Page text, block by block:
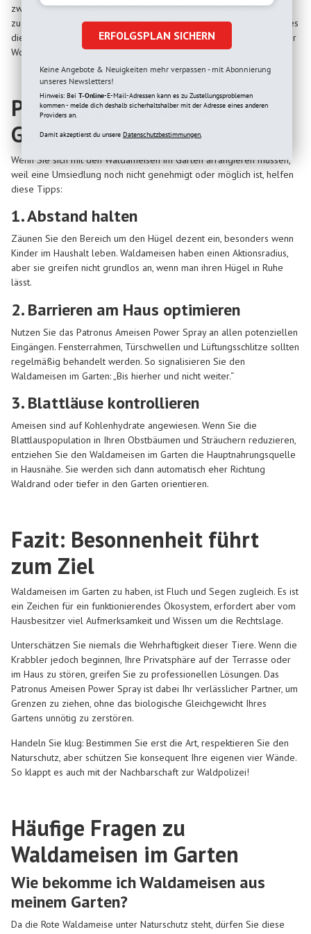
zwischen der „Wildnis“ im Garten und Ihrer „Wohlfühlzone“ im Haus
zu wahren. Während das Nest der Waldameisen im Garten (sofern es
die geschützte Art ist) unangetastet bleibt, stellen Sie sicher, dass Ihr
Wohnzimmer ameisenfreie Zone bleibt.
Praxistipps für betroffene
Gartenbesitzer
Wenn Sie sich mit den Waldameisen im Garten arrangieren müssen,
weil eine Umsiedlung noch nicht genehmigt oder möglich ist, helfen
diese Tipps:
1. Abstand halten
Zäunen Sie den Bereich um den Hügel dezent ein, besonders wenn
Kinder im Haushalt leben. Waldameisen haben einen Aktionsradius,
aber sie greifen nicht grundlos an, wenn man ihren Hügel in Ruhe
lässt.
2. Barrieren am Haus optimieren
Nutzen Sie das Patronus Ameisen Power Spray an allen potenziellen
Eingängen. Fensterrahmen, Türschwellen und Lüftungsschlitze sollten
regelmäßig behandelt werden. So signalisieren Sie den
Waldameisen im Garten: „Bis hierher und nicht weiter.“
3. Blattläuse kontrollieren
Ameisen sind auf Kohlenhydrate angewiesen. Wenn Sie die
Blattlauspopulation in Ihren Obstbäumen und Sträuchern reduzieren,
entziehen Sie den Waldameisen im Garten die Hauptnahrungsquelle
in Hausnähe. Sie werden sich dann automatisch eher Richtung
Waldrand oder tiefer in den Garten orientieren.
Fazit: Besonnenheit führt
zum Ziel
Waldameisen im Garten zu haben, ist Fluch und Segen zugleich. Es ist
ein Zeichen für ein funktionierendes Ökosystem, erfordert aber vom
Hausbesitzer viel Aufmerksamkeit und Wissen um die Rechtslage.
Unterschätzen Sie niemals die Wehrhaftigkeit dieser Tiere. Wenn die
Krabbler jedoch beginnen, Ihre Privatsphäre auf der Terrasse oder
im Haus zu stören, greifen Sie zu professionellen Lösungen. Das
Patronus Ameisen Power Spray ist dabei Ihr verlässlicher Partner, um
Grenzen zu ziehen, ohne das biologische Gleichgewicht Ihres
Gartens unnötig zu zerstören.
Handeln Sie klug: Bestimmen Sie erst die Art, respektieren Sie den
Naturschutz, aber schützen Sie konsequent Ihre eigenen vier Wände.
So klappt es auch mit der Nachbarschaft zur Waldpolizei!
Häufige Fragen zu
Waldameisen im Garten
Wie bekomme ich Waldameisen aus
meinem Garten?
Da die Rote Waldameise unter Naturschutz steht, dürfen Sie diese
ERFOLGSPLAN SICHERN
Keine Angebote & Neuigkeiten mehr verpassen - mit Abonnierung
unseres Newsletters!
Hinweis: Bei T-Online-E-Mail-Adressen kann es zu Zustellungsproblemen
kommen - melde dich deshalb sicherhaltshalber mit der Adresse eines anderen
Providers an.
Damit akzeptierst du unsere Datenschutzbestimmungen.